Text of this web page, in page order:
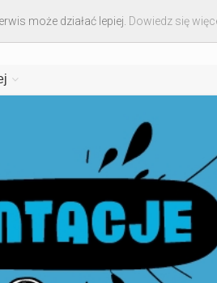
może działać lepiej. Dowiedz się